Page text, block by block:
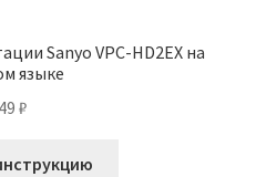
Sanyo VPC-HD2EX на
языке
₽